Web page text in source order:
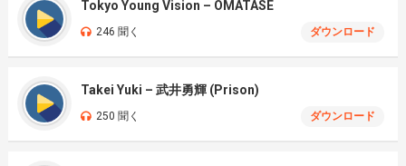
Tokyo Young Vision – OMATASE
246 聞く ダウンロード
Takei Yuki – 武井勇輝 (Prison)
250 聞く ダウンロード